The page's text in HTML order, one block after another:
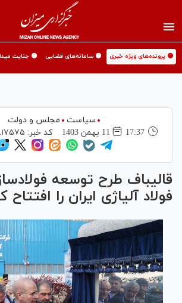
🟡 پرونده‌های ویژه خبری 🟡 سامانه‌های قضایی 🟡 جنایت
سیاست
مجلس و دولت
17:37
11 بهمن 1403 کد خبر:
فولاد آلیاژی ایران را افتتاح